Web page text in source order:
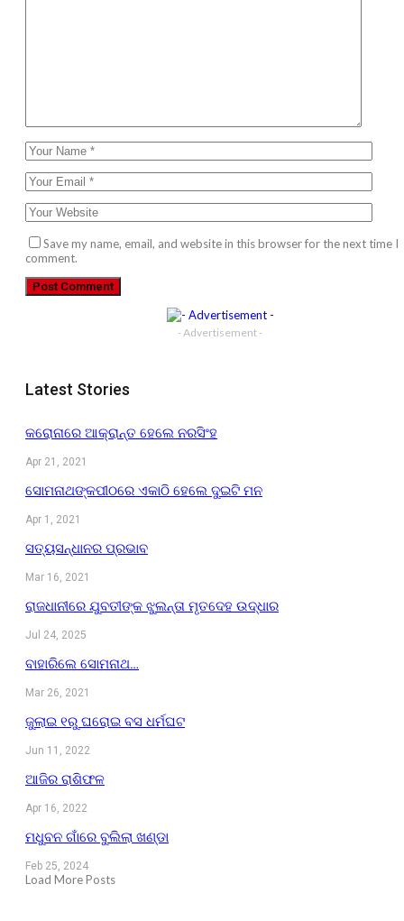
Save my name, email, and website in this browser for the next time I
comment.
- Advertisement -
Latest Stories
କରୋନାରେ ଆକ୍ରାନ୍ତ ହେଲେ ନରସିଂହ
Apr 21, 2021
ସୋମନାଥଙ୍କପୀଠରେ ଏକାଠି ହେଲେ ଦୁଇଟି ମନ
Apr 1, 2021
ସତ୍ୟସନ୍ଧାନର ପ୍ରଭାବ
Mar 16, 2021
ରାଜଧାନୀରେ ଯୁବତୀଙ୍କ ଝୁଲନ୍ତା ମୃତଦେହ ଉଦ୍ଧାର
Jul 24, 2025
ବାହାରିଲେ ସୋମନାଥ…
Mar 26, 2021
ଜୁଲାଇ ୧ରୁ ଘରୋଇ ବସ ଧର୍ମଘଟ
Jun 11, 2022
ଆଜିର ରାଶିଫଳ
Apr 16, 2022
ମଧୁବନ ଗାଁରେ ବୁଲିଲା ଖଣ୍ଡା
Feb 25, 2024
Load More Posts